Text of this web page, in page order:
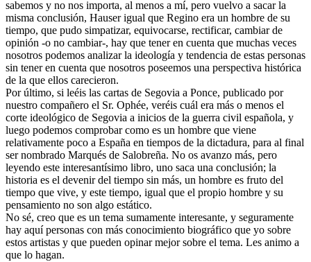
sabemos y no nos importa, al menos a mí, pero vuelvo a sacar la
misma conclusión, Hauser igual que Regino era un hombre de su
tiempo, que pudo simpatizar, equivocarse, rectificar, cambiar de
opinión -o no cambiar-, hay que tener en cuenta que muchas veces
nosotros podemos analizar la ideología y tendencia de estas personas
sin tener en cuenta que nosotros poseemos una perspectiva histórica
de la que ellos carecieron.
Por último, si leéis las cartas de Segovia a Ponce, publicado por
nuestro compañero el Sr. Ophée, veréis cuál era más o menos el
corte ideológico de Segovia a inicios de la guerra civil española, y
luego podemos comprobar como es un hombre que viene
relativamente poco a España en tiempos de la dictadura, para al final
ser nombrado Marqués de Salobreña. No os avanzo más, pero
leyendo este interesantísimo libro, uno saca una conclusión; la
historia es el devenir del tiempo sin más, un hombre es fruto del
tiempo que vive, y este tiempo, igual que el propio hombre y su
pensamiento no son algo estático.
No sé, creo que es un tema sumamente interesante, y seguramente
hay aquí personas con más conocimiento biográfico que yo sobre
estos artistas y que pueden opinar mejor sobre el tema. Les animo a
que lo hagan.